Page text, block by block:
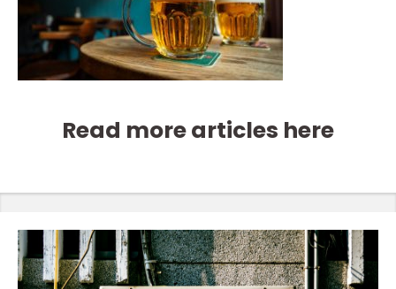
Read more articles here